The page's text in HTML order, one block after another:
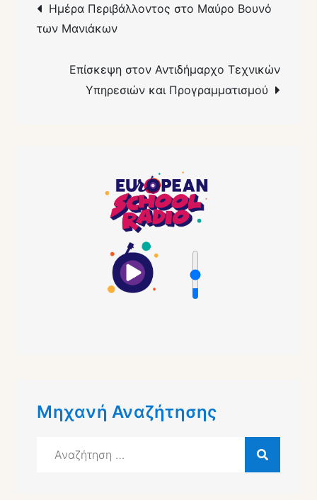
άρθρων
Ημέρα Περιβάλλοντος στο Μαύρο Βουνό
των Μανιάκων
Επίσκεψη στον Αντιδήμαρχο Τεχνικών
Υπηρεσιών και Προγραμματισμού
Μηχανή Αναζήτησης